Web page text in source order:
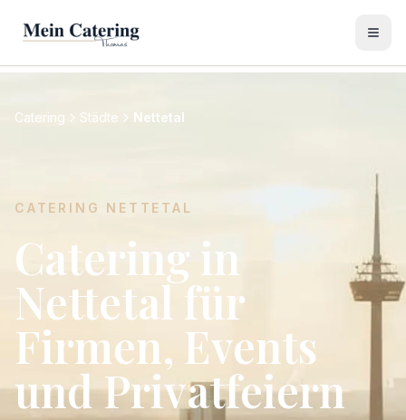
Catering Städte Nettetal
CATERING NETTETAL
Catering in
Nettetal für
Firmen, Events
und Privatfeiern